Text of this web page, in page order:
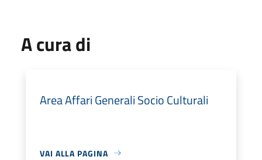
A cura di
Area Affari Generali Socio Culturali
VAI ALLA PAGINA